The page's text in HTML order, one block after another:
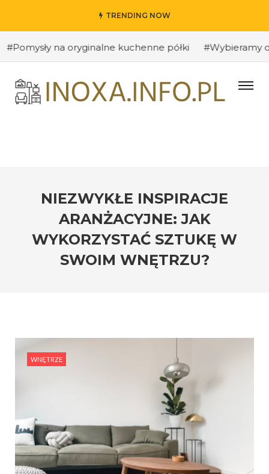
TRENDING NOW
na oryginalne kuchenne półki #Wybieramy
NIEZWYKŁE INSPIRACJE
ARANŻACYJNE: JAK
WYKORZYSTAĆ SZTUKĘ W
SWOIM WNĘTRZU?
WNĘTRZE